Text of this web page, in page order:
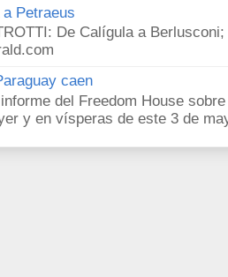
Petraeus
De Calígula a
caen
del Freedom House
y en vísperas de este 3 de